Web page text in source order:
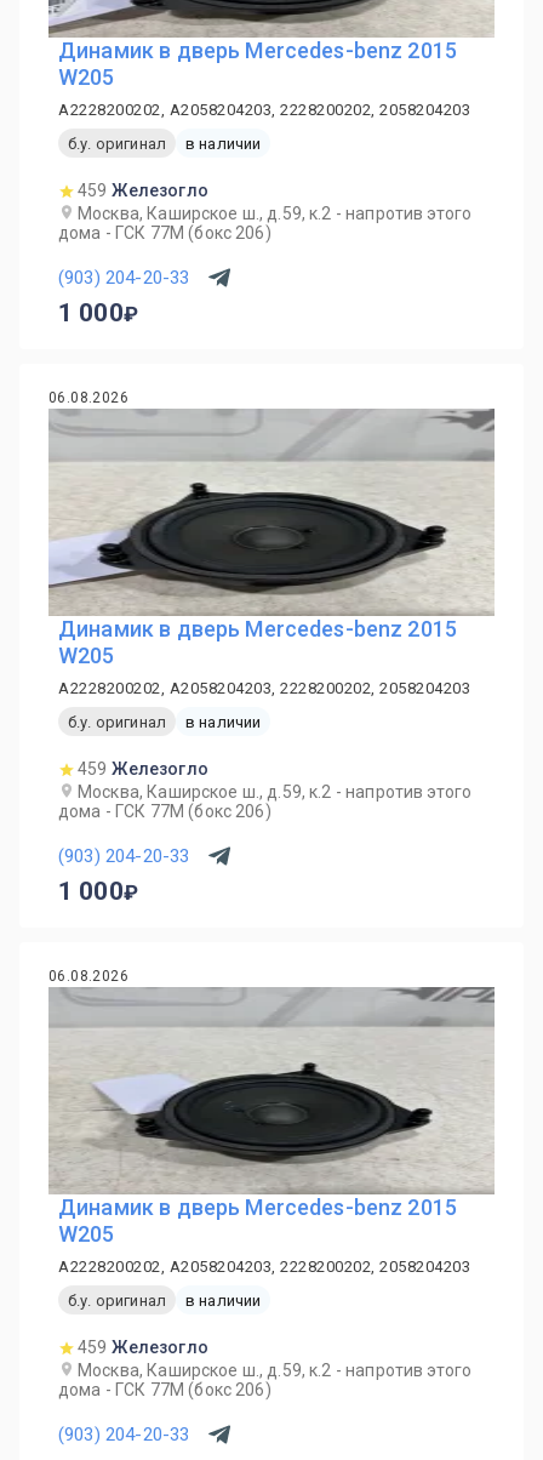
Динамик в дверь Mercedes-benz 2015
W205
A2228200202, A2058204203, 2228200202, 2058204203
б.у. оригинал
в наличии
459 Железогло
Москва, Каширское ш., д.59, к.2 - напротив этого
дома - ГСК 77М (бокс 206)
(903) 204-20-33
1 000
06.08.2026
Динамик в дверь Mercedes-benz 2015
W205
A2228200202, A2058204203, 2228200202, 2058204203
б.у. оригинал
в наличии
459 Железогло
Москва, Каширское ш., д.59, к.2 - напротив этого
дома - ГСК 77М (бокс 206)
(903) 204-20-33
1 000
06.08.2026
Динамик в дверь Mercedes-benz 2015
W205
A2228200202, A2058204203, 2228200202, 2058204203
б.у. оригинал
в наличии
459 Железогло
Москва, Каширское ш., д.59, к.2 - напротив этого
дома - ГСК 77М (бокс 206)
(903) 204-20-33